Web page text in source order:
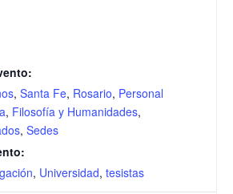
, Santa Fe, Rosario, Personal
, Filosofía y Humanidades,
, Sedes
, Universidad, tesistas